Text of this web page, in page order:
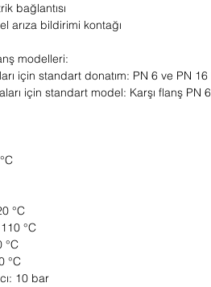
bağlantısı
arıza bildirimi kontağı
modelleri:
için standart donatım: PN 6 ve PN
için standart model: Karşı flanş PN
°C
°C
°C
°C
10 bar